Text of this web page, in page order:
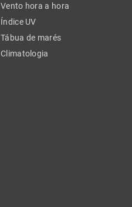
Vento hora a hora
Índice UV
Tábua de marés
Climatologia